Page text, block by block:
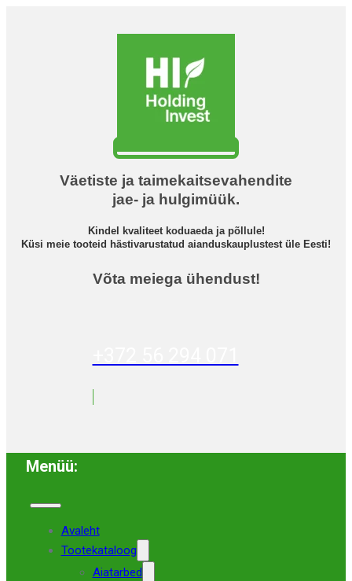
Väetiste ja taimekaitsevahendite
jae- ja hulgimüük.
Kindel kvaliteet koduaeda ja põllule!
Küsi meie tooteid hästivarustatud aianduskauplustest üle Eesti!
Võta meiega ühendust!
Menüü:
Avaleht
Tootekataloog
Aiatarbed